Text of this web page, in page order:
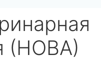
(НОВА)